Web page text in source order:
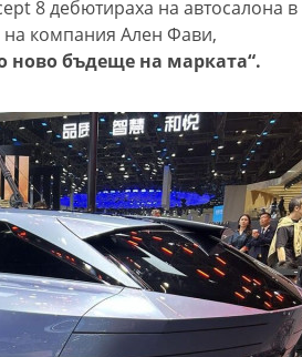
8 дебютираха на автосалона
на компания Ален Фави,
ново бъдеще на марката“.